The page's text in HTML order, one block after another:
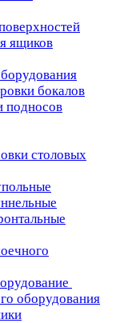
ящиков
бокалов
подносов
столовых
оборудования